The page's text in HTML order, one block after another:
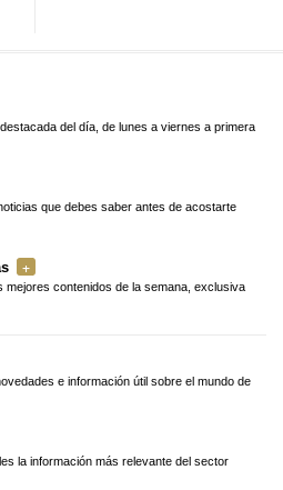
del día, de lunes a viernes a primera
que debes saber antes de acostarte
mejores contenidos de la semana, exclusiva
e información útil sobre el mundo de
la información más relevante del sector